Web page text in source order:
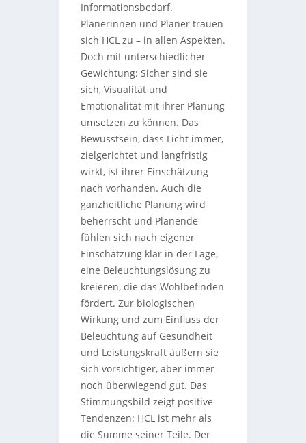
Informationsbedarf.
Planerinnen und Planer trauen
sich HCL zu – in allen Aspekten.
Doch mit unterschiedlicher
Gewichtung: Sicher sind sie
sich, Visualität und
Emotionalität mit ihrer Planung
umsetzen zu können. Das
Bewusstsein, dass Licht immer,
zielgerichtet und langfristig
wirkt, ist ihrer Einschätzung
nach vorhanden. Auch die
ganzheitliche Planung wird
beherrscht und Planende
fühlen sich nach eigener
Einschätzung klar in der Lage,
eine Beleuchtungslösung zu
kreieren, die das Wohlbefinden
fördert. Zur biologischen
Wirkung und zum Einfluss der
Beleuchtung auf Gesundheit
und Leistungskraft äußern sie
sich vorsichtiger, aber immer
noch überwiegend gut. Das
Stimmungsbild zeigt positive
Tendenzen: HCL ist mehr als
die Summe seiner Teile. Der